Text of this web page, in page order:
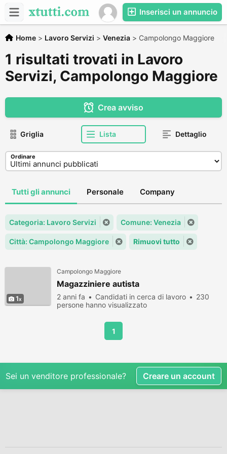
Inserisci un annuncio
Home > Lavoro Servizi > Venezia > Campolongo Maggiore
1 risultati trovati in Lavoro
Servizi, Campolongo Maggiore
Crea avviso
Griglia Lista Dettaglio
Ordinare
Tutti gli annunci Personale Company
Categoria: Lavoro Servizi Comune: Venezia
Città: Campolongo Maggiore Rimuovi tutto
1
Campolongo Maggiore
Magazziniere autista
2 anni fa Candidati in cerca di lavoro
230
persone hanno visualizzato
1
Sei un venditore professionale? Creare un account